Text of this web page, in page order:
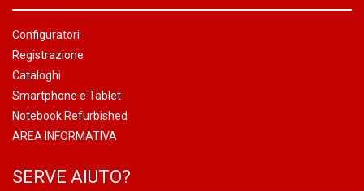
Configuratori
Registrazione
Cataloghi
Smartphone e Tablet
Notebook Refurbished
AREA INFORMATIVA
SERVE AIUTO?